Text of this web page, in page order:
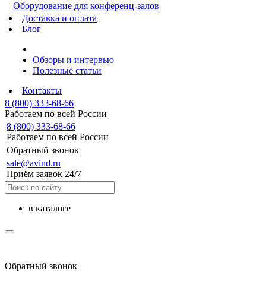
Оборудование для конференц-залов
Доставка и оплата
Блог
Обзоры и интервью
Полезные статьи
Контакты
8 (800) 333-68-66
Работаем по всей России
8 (800) 333-68-66
Работаем по всей России
Обратный звонок
sale@avind.ru
Приём заявок 24/7
в каталоге
Обратный звонок